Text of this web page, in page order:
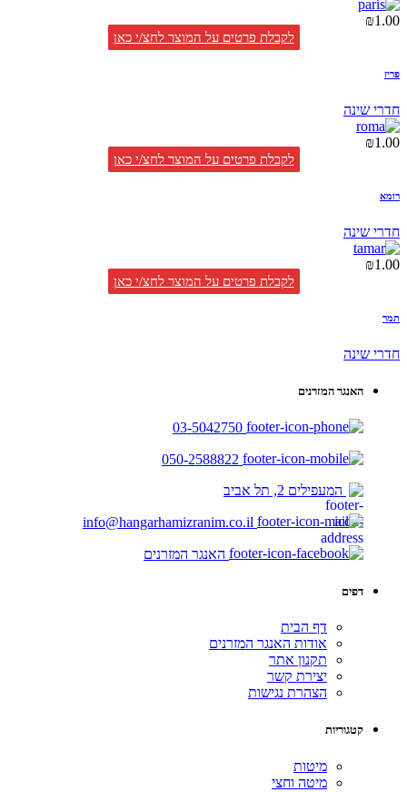
₪1.00
לקבלת פרטים על המוצר לחצ/י כאן
פריז
חדרי שינה
₪1.00
לקבלת פרטים על המוצר לחצ/י כאן
רומא
חדרי שינה
₪1.00
לקבלת פרטים על המוצר לחצ/י כאן
תמר
חדרי שינה
האנגר המזרנים
המעפילים 2, תל אביב
האנגר המזרנים
דפים
דף הבית
אודות האנגר המזרנים
תקנון אתר
יצירת קשר
הצהרת נגישות
קטגוריות
מיטות
מיטה וחצי